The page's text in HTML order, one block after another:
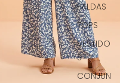
FALDAS
TOPS
VESTIDO
S
CONJUN